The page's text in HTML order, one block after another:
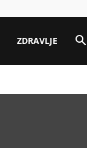
ZDRAVLJE